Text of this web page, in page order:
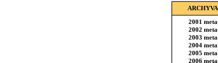
2001
2002
2003
2004
2005
2006